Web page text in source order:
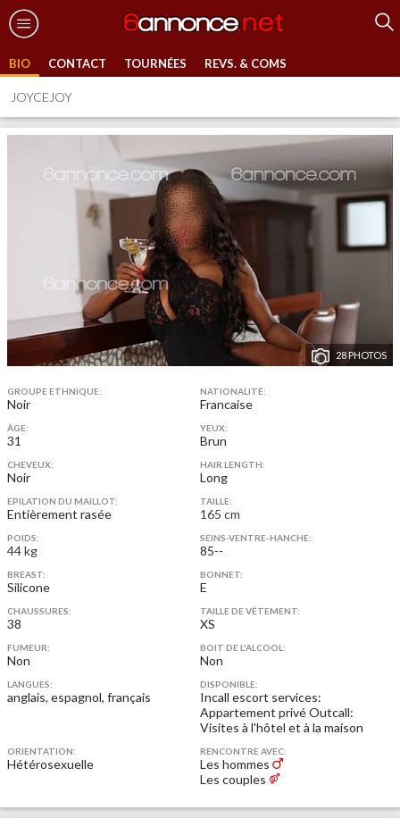
BIO CONTACT TOURNÉES REVS. & COMS
JOYCEJOY
28 PHOTOS
GROUPE ETHNIQUE:
Noir
NATIONALITÉ:
Francaise
ÂGE:
31
YEUX:
Brun
CHEVEUX:
Noir
HAIR LENGTH:
Long
EPILATION DU MAILLOT:
Entièrement rasée
TAILLE:
165 cm
POIDS:
44 kg
SEINS-VENTRE-HANCHE:
85--
BREAST:
Silicone
BONNET:
E
CHAUSSURES:
38
TAILLE DE VÊTEMENT:
XS
FUMEUR:
Non
BOIT DE L'ALCOOL:
Non
LANGUES:
anglais, espagnol, français
DISPONIBLE:
Incall escort services:
Appartement privéOutcall:
Visites à l'hôtel et à la maison
ORIENTATION:
Hétérosexuelle
RENCONTRE AVEC:
Les hommes
Les couples